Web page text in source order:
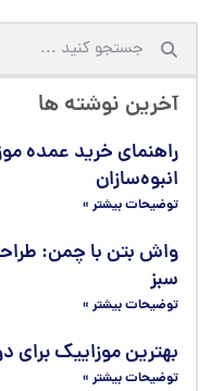
آخرین نوشته ها
راهنمای خرید عمده
انبوه‌سازان
توضیحات بیشتر »
واش بتن با چمن:
سبز
توضیحات بیشتر »
بهترین موزاییک
توضیحات بیشتر »